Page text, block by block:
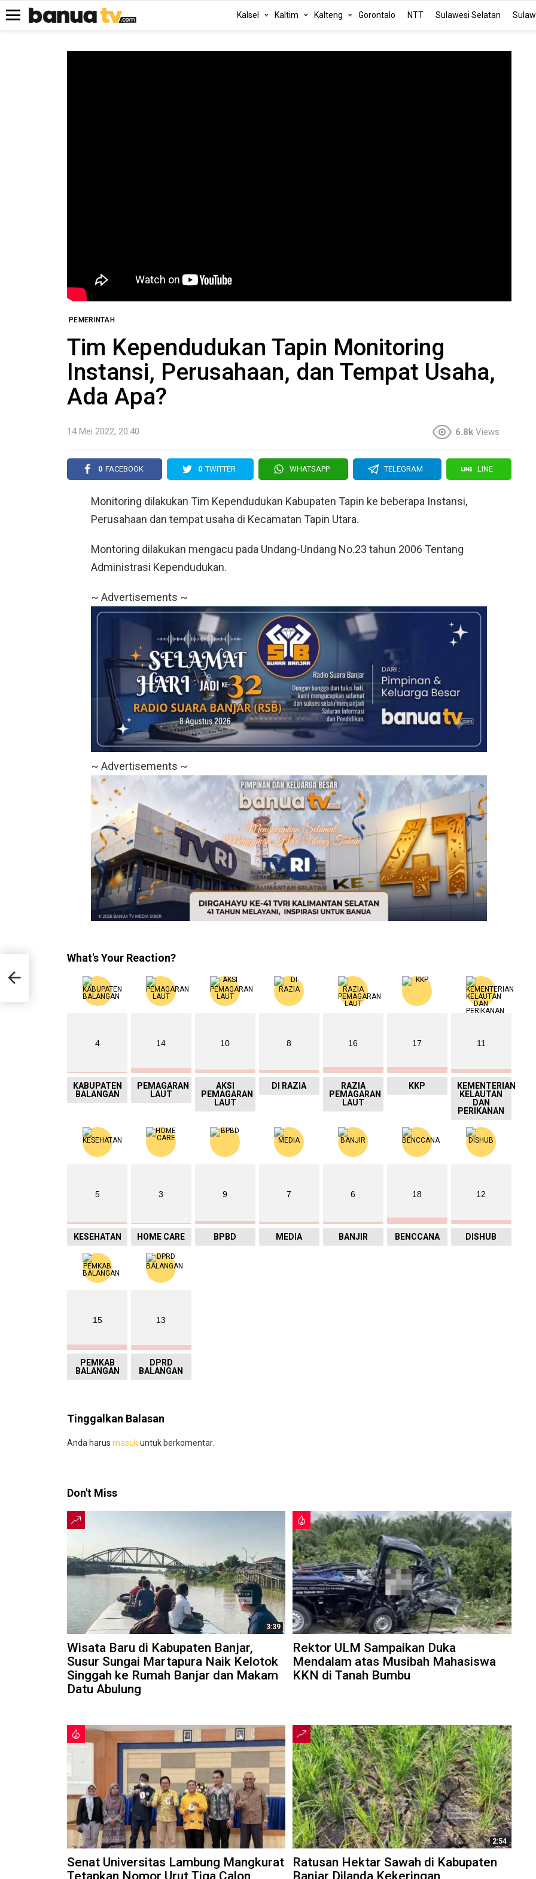
Kalsel Kaltim Kalteng Gorontalo NTT Sulawesi Selatan
PEMERINTAH
Tim Kependudukan Tapin Monitoring
Instansi, Perusahaan, dan Tempat Usaha,
Ada Apa?
14 Mei 2022, 20:40 6.8k Views
0 FACEBOOK 0 TWITTER WHATSAPP TELEGRAM LINE
Monitoring dilakukan Tim Kependudukan Kabupaten Tapin ke beberapa Instansi,
Perusahaan dan tempat usaha di Kecamatan Tapin Utara.
Montoring dilakukan mengacu pada Undang-Undang No.23 tahun 2006 Tentang
Administrasi Kependudukan.
~ Advertisements ~
~ Advertisements ~
What's Your Reaction?
4
KABUPATEN
BALANGAN
14
PEMAGARAN
LAUT
10
AKSI
PEMAGARAN
LAUT
8
DI RAZIA
16
RAZIA
PEMAGARAN
LAUT
17
KKP
11
KEMENTERIAN
KELAUTAN
DAN
PERIKANAN
5
KESEHATAN
3
HOME CARE
9
BPBD
7
MEDIA
6
BANJIR
18
BENCCANA
12
DISHUB
15
PEMKAB
BALANGAN
13
DPRD
BALANGAN
Tinggalkan Balasan
Anda harus masukuntuk berkomentar.
Don't Miss
3:39
Wisata Baru di Kabupaten Banjar,
Susur Sungai Martapura Naik Kelotok
Singgah ke Rumah Banjar dan Makam
Datu Abulung
Rektor ULM Sampaikan Duka
Mendalam atas Musibah Mahasiswa
KKN di Tanah Bumbu
Senat Universitas Lambung Mangkurat
Tetapkan Nomor Urut Tiga Calon
2:54
Ratusan Hektar Sawah di Kabupaten
Banjar Dilanda Kekeringan